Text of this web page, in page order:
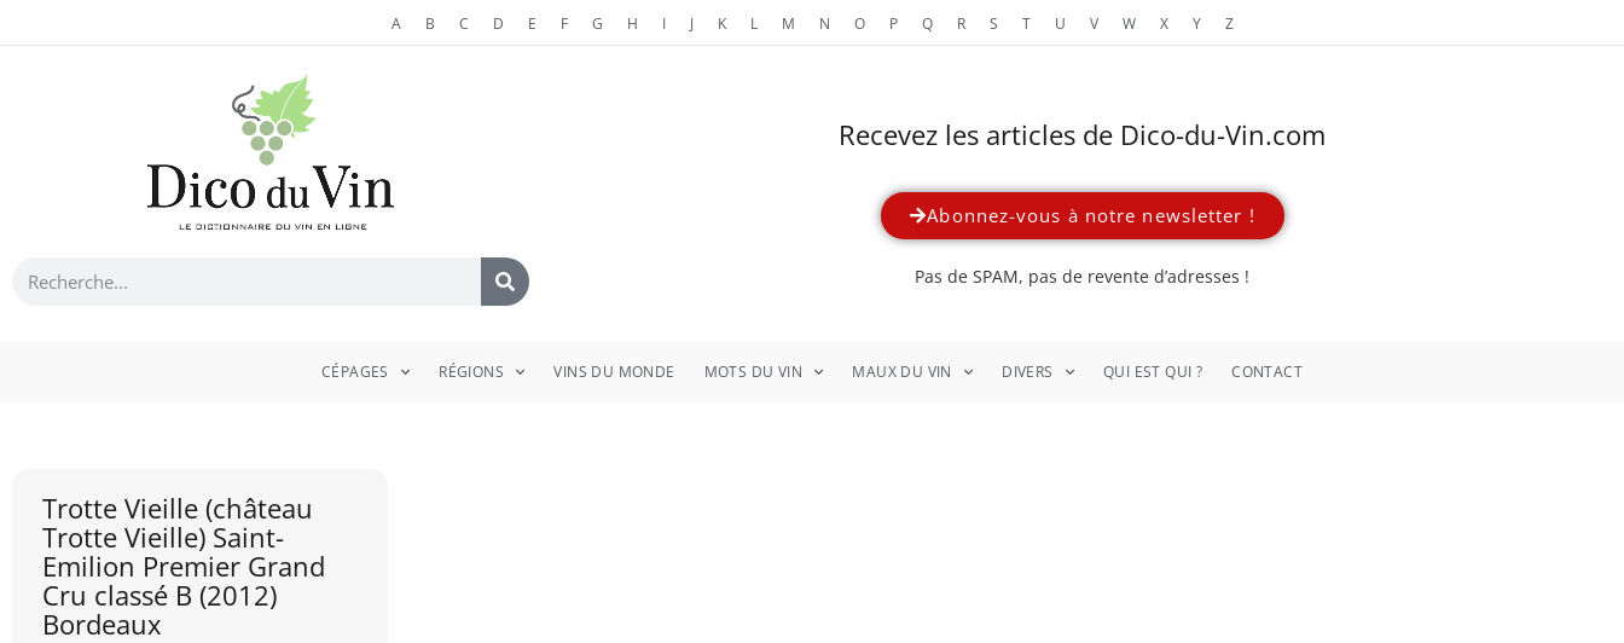
A B C D E F G H I J K L M N O P Q R S T U V W X Y Z
Recevez les articles de Dico-du-Vin.com
Abonnez-vous à notre newsletter !
Pas de SPAM, pas de revente d’adresses !
CÉPAGES RÉGIONS VINS DU MONDE MOTS DU VIN MAUX DU VIN DIVERS QUI EST QUI ? CONTACT
Trotte Vieille (château
Trotte Vieille) Saint-
Emilion Premier Grand
Cru classé B (2012)
Bordeaux